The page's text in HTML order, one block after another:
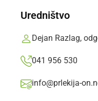
Uredništvo
Dejan Razlag,
041 956 530
info@prlekija-